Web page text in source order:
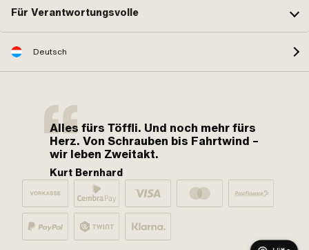
Für Verantwortungsvolle
Deutsch
Alles fürs Töffli. Und noch mehr fürs
Herz. Von Schrauben bis Fahrtwind –
wir leben Zweitakt.
Kurt Bernhard